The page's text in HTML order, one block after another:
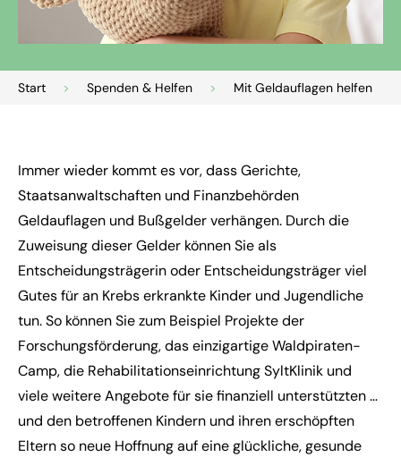
Start > Spenden & Helfen > Mit Geldauflagen helfen
Immer wieder kommt es vor, dass Gerichte,
Staatsanwaltschaften und Finanzbehörden
Geldauflagen und Bußgelder verhängen. Durch die
Zuweisung dieser Gelder können Sie als
Entscheidungsträgerin oder Entscheidungsträger viel
Gutes für an Krebs erkrankte Kinder und Jugendliche
tun. So können Sie zum Beispiel Projekte der
Forschungsförderung, das einzigartige Waldpiraten-
Camp, die Rehabilitationseinrichtung SyltKlinik und
viele weitere Angebote für sie finanziell unterstützten …
und den betroffenen Kindern und ihren erschöpften
Eltern so neue Hoffnung auf eine glückliche, gesunde